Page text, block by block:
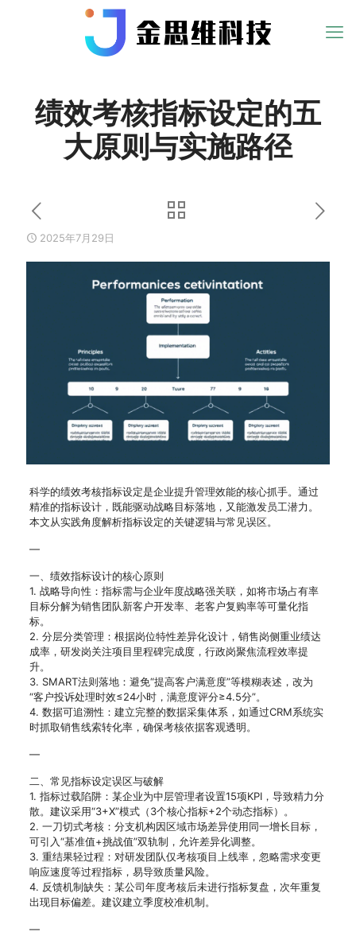
绩效考核指标设定的五
大原则与实施路径
2025年7月29日
科学的绩效考核指标设定是企业提升管理效能的核心抓手。通过
精准的指标设计，既能驱动战略目标落地，又能激发员工潜力。
本文从实践角度解析指标设定的关键逻辑与常见误区。
—
一、绩效指标设计的核心原则
1. 战略导向性：指标需与企业年度战略强关联，如将市场占有率
目标分解为销售团队新客户开发率、老客户复购率等可量化指
标。
2. 分层分类管理：根据岗位特性差异化设计，销售岗侧重业绩达
成率，研发岗关注项目里程碑完成度，行政岗聚焦流程效率提
升。
3. SMART法则落地：避免“提高客户满意度”等模糊表述，改为
“客户投诉处理时效≤24小时，满意度评分≥4.5分”。
4. 数据可追溯性：建立完整的数据采集体系，如通过CRM系统实
时抓取销售线索转化率，确保考核依据客观透明。
—
二、常见指标设定误区与破解
1. 指标过载陷阱：某企业为中层管理者设置15项KPI，导致精力分
散。建议采用“3+X”模式（3个核心指标+2个动态指标）。
2. 一刀切式考核：分支机构因区域市场差异使用同一增长目标，
可引入“基准值+挑战值”双轨制，允许差异化调整。
3. 重结果轻过程：对研发团队仅考核项目上线率，忽略需求变更
响应速度等过程指标，易导致质量风险。
4. 反馈机制缺失：某公司年度考核后未进行指标复盘，次年重复
出现目标偏差。建议建立季度校准机制。
—